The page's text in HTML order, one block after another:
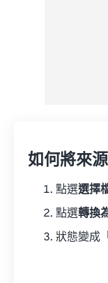
如何將來
點選選擇
點選轉換
狀態變成